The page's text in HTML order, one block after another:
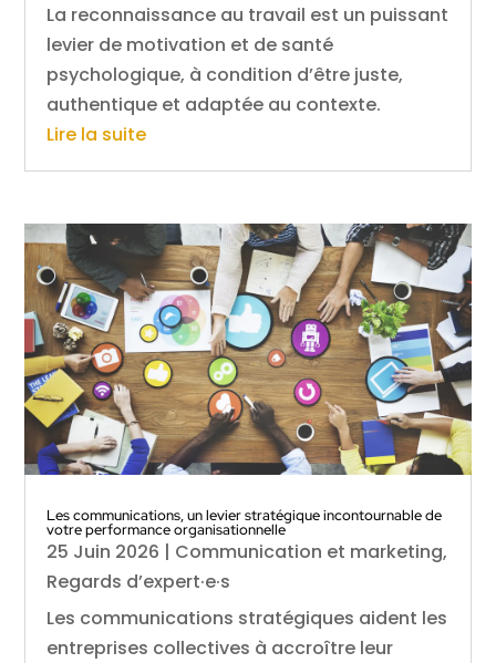
La reconnaissance au travail est un puissant
levier de motivation et de santé
psychologique, à condition d’être juste,
authentique et adaptée au contexte.
Lire la suite
Les communications, un levier stratégique incontournable de
votre performance organisationnelle
25 Juin 2026 | Communication et marketing,
Regards d’expert·e·s
Les communications stratégiques aident les
entreprises collectives à accroître leur